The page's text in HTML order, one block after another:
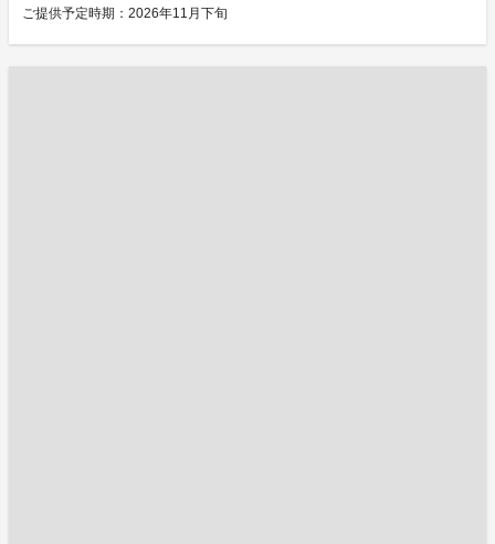
ご提供予定時期：2026年11月下旬